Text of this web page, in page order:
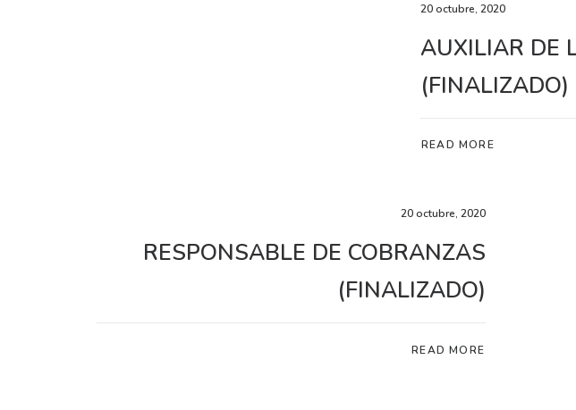
20 octubre, 2020
AUXILIAR DE
(FINALIZADO)
READ MORE
20 octubre, 2020
RESPONSABLE DE COBRANZAS
(FINALIZADO)
READ MORE